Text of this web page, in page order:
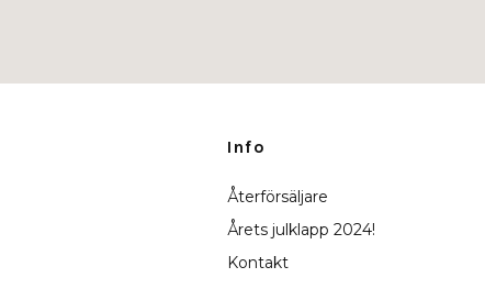
Info
Återförsäljare
Årets julklapp 2024!
Kontakt